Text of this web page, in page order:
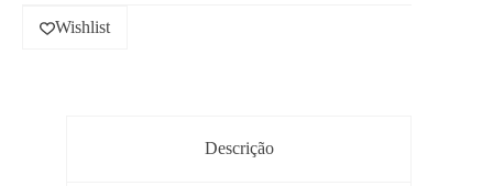
Wishlist
Descrição